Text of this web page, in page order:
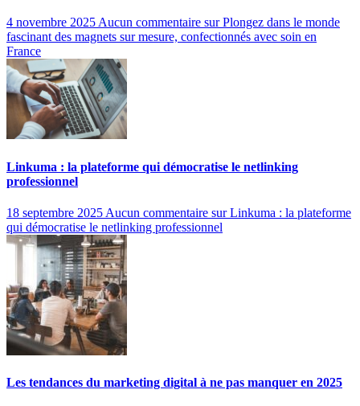
4 novembre 2025Aucun commentaire sur Plongez dans le monde
fascinant des magnets sur mesure, confectionnés avec soin en
France
Linkuma : la plateforme qui démocratise le netlinking
professionnel
18 septembre 2025 Aucun commentaire sur Linkuma : la plateforme
qui démocratise le netlinking professionnel
Les tendances du marketing digital à ne pas manquer en 2025